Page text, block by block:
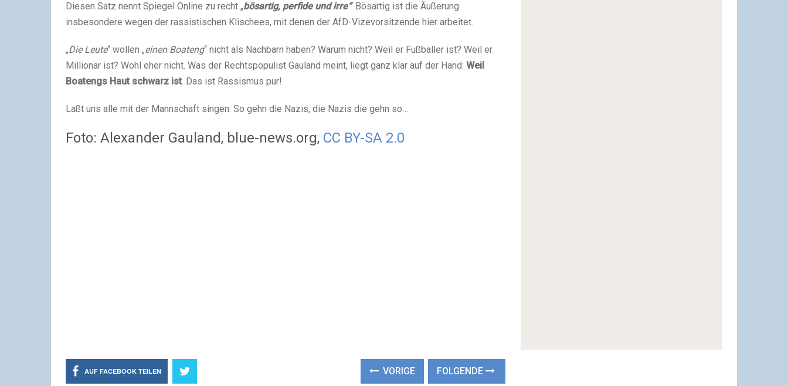
Diesen Satz nennt Spiegel Online zu recht „bösartig, perfide und irre“. Bösartig ist die Äußerung
insbesondere wegen der rassistischen Klischees, mit denen der AfD-Vizevorsitzende hier arbeitet.
„Die Leute“ wollen „einen Boateng“ nicht als Nachbarn haben? Warum nicht? Weil er Fußballer ist? Weil er
Millionär ist? Wohl eher nicht. Was der Rechtspopulist Gauland meint, liegt ganz klar auf der Hand: Weil
Boatengs Haut schwarz ist. Das ist Rassismus pur!
Laßt uns alle mit der Mannschaft singen: So gehn die Nazis, die Nazis die gehn so…
Foto: Alexander Gauland, blue-news.org, CC BY-SA 2.0
AUF FACEBOOK TEILEN VORIGE FOLGENDE